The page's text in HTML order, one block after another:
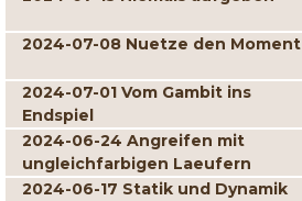
2024-07-08 Nuetze den Moment
2024-07-01 Vom Gambit ins
Endspiel
2024-06-24 Angreifen mit
ungleichfarbigen Laeufern
2024-06-17 Statik und Dynamik